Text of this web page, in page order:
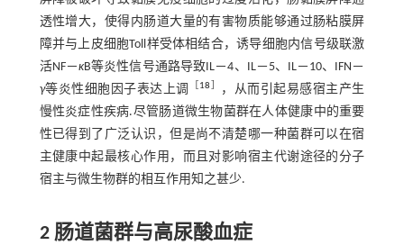
透性增大，使得内肠道大量的有害物质能够通过肠粘膜屏
障并与上皮细胞Toll样受体相结合，诱导细胞内信号级联激
活NF－κB等炎性信号通路导致IL－4、IL－5、IL－10、IFN－
γ等炎性细胞因子表达上调 18
，从而引起易感宿主产生
慢性炎症性疾病.尽管肠道微生物菌群在人体健康中的重要
性已得到了广泛认识，但是尚不清楚哪一种菌群可以在宿
主健康中起最核心作用，而且对影响宿主代谢途径的分子
宿主与微生物群的相互作用知之甚少.
2 肠道菌群与高尿酸血症